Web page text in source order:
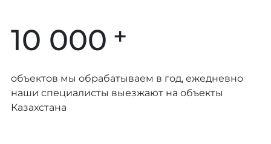
10 000 +
объектов мы обрабатываем в год, ежедневно
наши специалисты выезжают на объекты
Казахстана